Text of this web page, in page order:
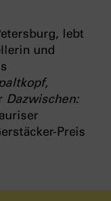
lebt
und
,
Dazwischen:
Preis